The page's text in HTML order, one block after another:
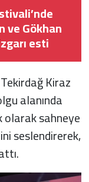
ve Gökhan
esti
Kiraz
alanında
olarak sahneye
seslendirerek,